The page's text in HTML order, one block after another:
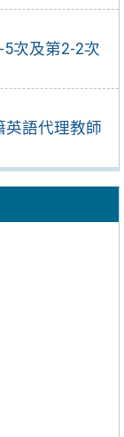
次及第2-2次
英語代理教師